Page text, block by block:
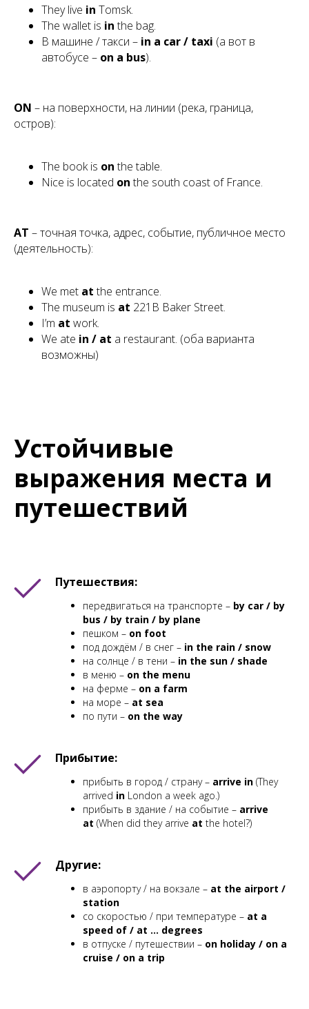
They live in Tomsk.
The wallet is inthe bag.
В машине / такси – in a car / taxi (а вот в
автобусе – on a bus).
ON – на поверхности, на линии (река, граница,
остров):
The book is onthe table.
Nice is located onthe south coast of France.
AT – точная точка, адрес, событие, публичное место
(деятельность):
We met atthe entrance.
The museum is at 221B Baker Street.
I’m at work.
We ate in / at a restaurant. (оба варианта
возможны)
Устойчивые
выражения места и
путешествий
Путешествия:
передвигаться на транспорте – by car / by
bus / by train / by plane
пешком – on foot
под дождём / в снег – in the rain / snow
на солнце / в тени – in the sun / shade
в меню – on the menu
на ферме – on a farm
на море – at sea
по пути – on the way
Прибытие:
прибыть в город / страну – arrive in (They
arrived in London a week ago.)
прибыть в здание / на событие – arrive
at (When did they arrive at the hotel?)
Другие:
в аэропорту / на вокзале – at the airport /
station
со скоростью / при температуре – at a
speed of / at … degrees
в отпуске / путешествии – on holiday / on a
cruise / on a trip